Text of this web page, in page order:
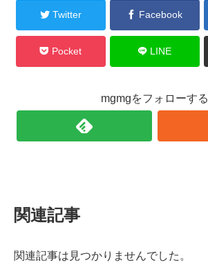
Twitter Facebook
Pocket LINE
mgmgをフォローする
関連記事
関連記事は見つかりませんでした。